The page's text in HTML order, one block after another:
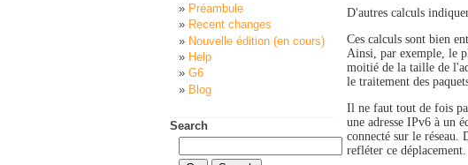
D'autres calculs
Ces calculs sont bien
Ainsi, par exemple, le
moitié de la taille de
le traitement des
Il ne faut tout de fois
une adresse IPv6 à un
connecté sur le réseau.
refléter ce déplacement.
Préambule
Recent changes
Nouvelle édition (en cours)
Help
G6
Blog
Search